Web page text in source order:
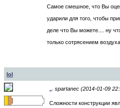
Самое смешное, что Вы
ударили для того, чтобы
деле что Вы можете.... ну
только сотрясением
lol
↵ spartanec (2014-01-09
Сложности конструкции